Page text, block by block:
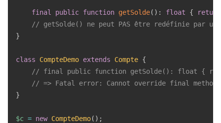
final public function getSolde( ) : float {
return
// getSolde() ne peut PAS être redéfinie par
}
class CompteDemo extends Compte {
// final public function getSolde(): float {
// => Fatal error: Cannot override final method
}
$c = new CompteDemo( ) ;